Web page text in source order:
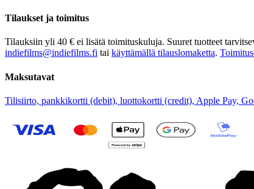
Tilaukset ja toimitus
Tilauksiin yli 40 € ei lisätä toimituskuluja. Suuret tuotteet
indiefilms@indiefilms.fi tai käyttämällä tilauslomaketta.
Maksutavat
Tilisiirto, pankkikortti (debit), luottokortti (credit), Apple Pay,